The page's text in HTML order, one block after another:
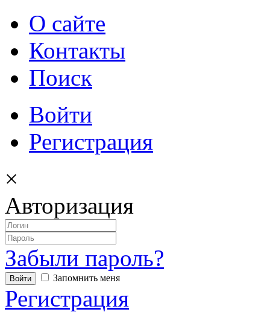
О сайте
Контакты
Поиск
Войти
Регистрация
×
Авторизация
Забыли пароль?
Запомнить меня
Регистрация